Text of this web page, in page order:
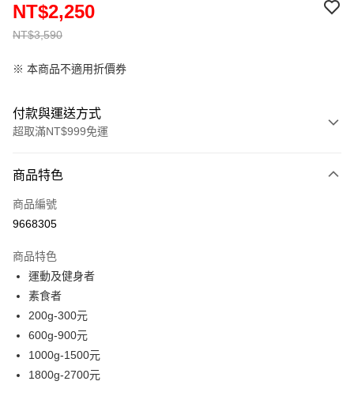
NT$3,590
NT$2,250
※ 本商品不適用折價券
付款與運送方式
超取滿NT$999免運
信用卡一次付款
超商取貨付款
Apple Pay
街口支付
悠遊付
Google Pay
商品特色
商品編號
9668305
商品特色
運動及健身者
素食者
200g-300元
600g-900元
1000g-1500元
1800g-2700元